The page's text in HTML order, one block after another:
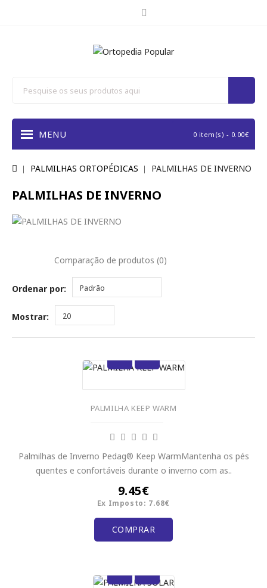
0 item(s) - 0.00€
MENU
PALMILHAS ORTOPÉDICAS PALMILHAS DE INVERNO
PALMILHAS DE INVERNO
Comparação de produtos (0)
Ordenar por: Padrão
Mostrar: 20
PALMILHA KEEP WARM
Palmilhas de Inverno Pedag® Keep WarmMantenha os pés
quentes e confortáveis durante o inverno com as..
9.45€
Ex Imposto: 7.68€
COMPRAR